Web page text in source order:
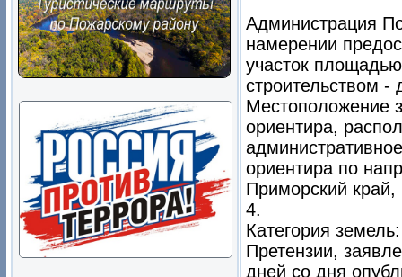
Администрация
намерении
участок
строительством -
Местоположение
ориентира,
ориентира по
Приморский
4.
Категория
Претензии,
дней со дня